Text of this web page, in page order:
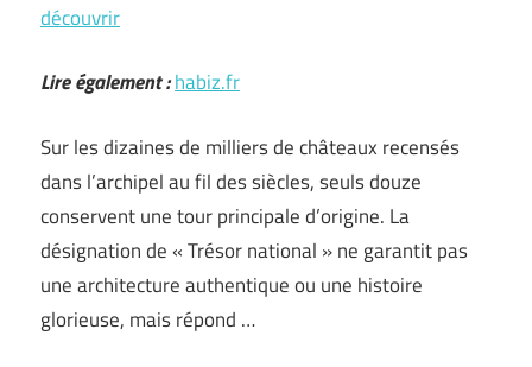
découvrir
Lire également :habiz.fr
Sur les dizaines de milliers de châteaux recensés
dans l’archipel au fil des siècles, seuls douze
conservent une tour principale d’origine. La
désignation de « Trésor national » ne garantit pas
une architecture authentique ou une histoire
glorieuse, mais répond …